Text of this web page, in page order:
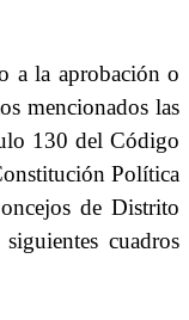
a la aprobación o
mencionados las
130 del Código
Política
de Distrito
cuadros